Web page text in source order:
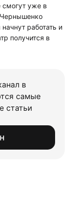
смогут уже в
работать и
получится в
в
самые
статьи